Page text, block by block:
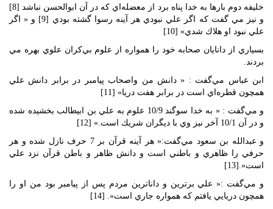
خليفه دوم بارها به خدا پناه ‌برد از معضله‌اي كه در آن ابوالحسن نباشد [8]
و نيز مي گفت كه اگر علي نبودي هر آينه رسوا گشته بودي [9] و « اگر
علي نبود او هلاك شدي» [10]
بسياري از دانايان صحابه خود را همواره از علوم بي‌كران علوي بهره مي
بردند.
ابن عباس مي‌گفت : « دانش من واصحاب پيامبر در برابر دانش علي
همچون قطره‌اي است در برابر هفت دريا» [11]
و مي‌گفت : « به خدا سوگند 10/9 علوم به علي بن ابيطالب بخشيده شده
و در آن 10/1 آخر نيز وي با ديگران شريك است.» [12]
و عبدالله بن سعود مي‌گفت:« هر آينه قرآن بر 7 حرف نازل شده و هر
حرفي را ظاهري و باطني است و دانش ظاهر و باطن قرآن نزد علي
است».[13]
و مي‌گفت :« علي برترين و داناترين مردم پس از پيامبر بود من او را
همچون دريايي يافتم كه همواره جاري است». [14]